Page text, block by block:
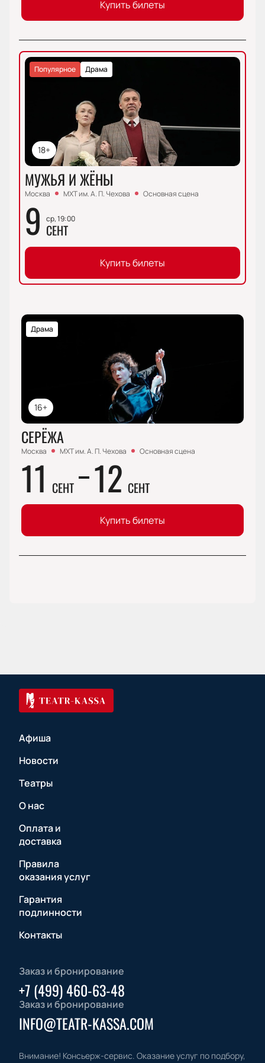
Купить билеты
18+
Драма
Популярное
МУЖЬЯ И ЖЁНЫ
Москва МХТ им. А. П. Чехова Основная сцена
9 ср, 19:00
СЕНТ
Купить билеты
16+
Драма
СЕРЁЖА
Москва МХТ им. А. П. Чехова Основная сцена
11 СЕНТ 12 СЕНТ
Купить билеты
Афиша
Новости
Театры
О нас
Оплата и
доставка
Правила
оказания услуг
Гарантия
подлинности
Контакты
Заказ и бронирование
+7 (499) 460-63-48
Заказ и бронирование
INFO@TEATR-KASSA.COM
Внимание! Консьерж-сервис. Оказание услуг по подбору,